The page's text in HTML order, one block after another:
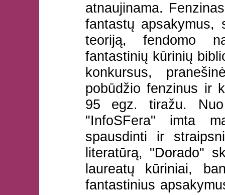
atnaujinama.
fantastų apsakymus,
teoriją, fendomo
fantastinių kūrinių
konkursus,
pobūdžio fenzinus ir
95 egz. tiražu.
"InfoSFera" imta
spausdinti ir
literatūrą, "Dorado"
laureatų kūriniai,
fantastinius